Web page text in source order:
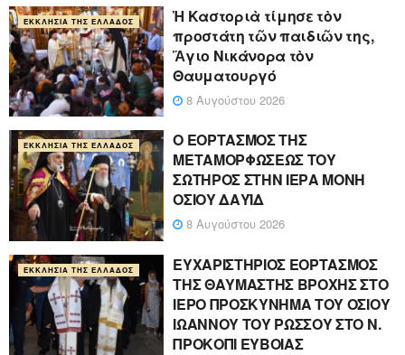
ΕΚΚΛΗΣΊΑ ΤΗΣ ΕΛΛΆΔΟΣ
Ἡ Καστοριὰ τίμησε τὸν
προστάτη τῶν παιδιῶν της,
Ἅγιο Νικάνορα τὸν
Θαυματουργό
8 Αυγούστου 2026
ΕΚΚΛΗΣΊΑ ΤΗΣ ΕΛΛΆΔΟΣ
Ο ΕΟΡΤΑΣΜΟΣ ΤΗΣ
ΜΕΤΑΜΟΡΦΩΣΕΩΣ ΤΟΥ
ΣΩΤΗΡΟΣ ΣΤΗΝ ΙΕΡΑ ΜΟΝΗ
ΟΣΙΟΥ ΔΑΥΪΔ
8 Αυγούστου 2026
ΕΚΚΛΗΣΊΑ ΤΗΣ ΕΛΛΆΔΟΣ
ΕΥΧΑΡΙΣΤΗΡΙΟΣ ΕΟΡΤΑΣΜΟΣ
ΤΗΣ ΘΑΥΜΑΣΤΗΣ ΒΡΟΧΗΣ ΣΤΟ
ΙΕΡΟ ΠΡΟΣΚΥΝΗΜΑ ΤΟΥ ΟΣΙΟΥ
ΙΩΑΝΝΟΥ ΤΟΥ ΡΩΣΣΟΥ ΣΤΟ Ν.
ΠΡΟΚΟΠΙ ΕΥΒΟΙΑΣ